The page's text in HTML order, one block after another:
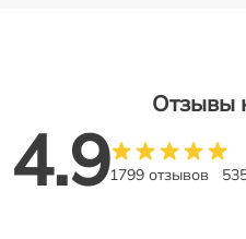
Отзывы
4.91799 отзывов